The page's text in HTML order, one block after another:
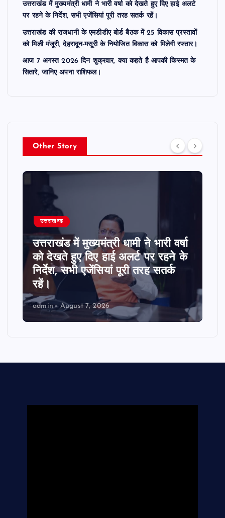
उत्तराखंड में मुख्यमंत्री धामी ने भारी वर्षा को देखते हुए दिए हाई अलर्ट
पर रहने के निर्देश, सभी एजेंसियां पूरी तरह सतर्क रहें।
उत्तराखंड की राजधानी के एमडीडीए बोर्ड बैठक में 25 विकास प्रस्तावों
को मिली मंजूरी, देहरादून-मसूरी के नियोजित विकास को मिलेगी रफ्तार।
आज 7 अगस्त 2026 दिन शुक्रवार, क्या कहते है आपकी किस्मत के
सितारे, जानिए अपना राशिफल।
Other Story
उत्तराखण्ड
उत्तराखंड की राजधानी के एमडीडीए बोर्ड
बैठक में 25 विकास प्रस्तावों को मिली
मंजूरी, देहरादून-मसूरी के नियोजित
विकास को मिलेगी रफ्तार।
admin August 7, 2026